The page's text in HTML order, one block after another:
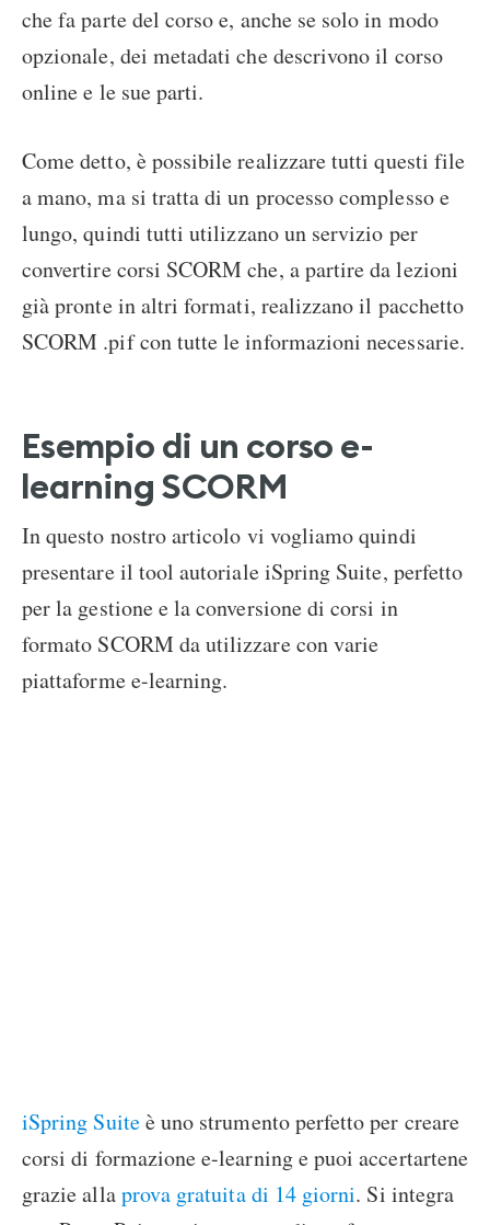
che fa parte del corso e, anche se solo in modo
opzionale, dei metadati che descrivono il corso
online e le sue parti.
Come detto, è possibile realizzare tutti questi file
a mano, ma si tratta di un processo complesso e
lungo, quindi tutti utilizzano un servizio per
convertire corsi SCORM che, a partire da lezioni
già pronte in altri formati, realizzano il pacchetto
SCORM .pif con tutte le informazioni necessarie.
Esempio di un corso e-
learning SCORM
In questo nostro articolo vi vogliamo quindi
presentare il tool autoriale iSpring Suite, perfetto
per la gestione e la conversione di corsi in
formato SCORM da utilizzare con varie
piattaforme e-learning.
iSpring Suiteè uno strumento perfetto per creare
corsi di formazione e-learning e puoi accertartene
grazie allaprova gratuita di 14 giorni. Si integra